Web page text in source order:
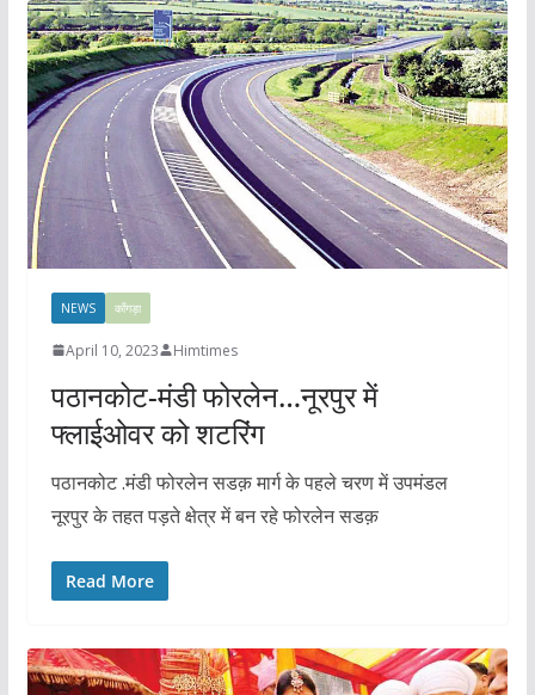
NEWS काँगड़ा
April 10, 2023 Himtimes
पठानकोट-मंडी फोरलेन…नूरपुर में
फ्लाईओवर को शटरिंग
पठानकोट .मंडी फोरलेन सडक़ मार्ग के पहले चरण में उपमंडल
नूरपुर के तहत पड़ते क्षेत्र में बन रहे फोरलेन सडक़
Read More